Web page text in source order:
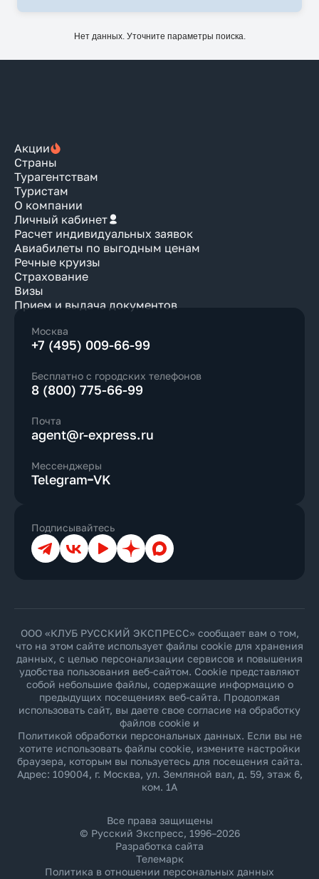
Нет данных. Уточните параметры поиска.
Акции
Страны
Турагентствам
Туристам
О компании
Личный кабинет
Расчет индивидуальных заявок
Авиабилеты по выгодным ценам
Речные круизы
Страхование
Визы
Прием и выдача документов
Москва
+7 (495) 009-66-99
Бесплатно с городских телефонов
8 (800) 775-66-99
Почта
agent@r-express.ru
Мессенджеры
Telegram VK
Подписывайтесь
ТелеграмВКонтакте
YouTubeДзен Max
ООО «КЛУБ РУССКИЙ ЭКСПРЕСС» сообщает вам о том,
что на этом сайте использует файлы cookie для хранения
данных, с целью персонализации сервисов и повышения
удобства пользования веб-сайтом. Cookie представляют
собой небольшие файлы, содержащие информацию о
предыдущих посещениях веб-сайта. Продолжая
использовать сайт, вы даете свое согласие на обработку
файлов cookie и
Политикой обработки персональных данных. Если вы не
хотите использовать файлы cookie, измените настройки
браузера, которым вы пользуетесь для посещения сайта.
Адрес: 109004, г. Москва, ул. Земляной вал, д. 59, этаж 6,
ком. 1А
Все права защищены
© Русский Экспресс, 1996–2026
Разработка сайта
Телемарк
Политика в отношении персональных данных